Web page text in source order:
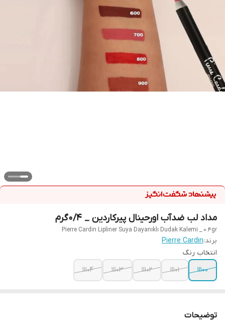
مداد لب ضدآب اورحینال پیرکاردین _ ۰/۴گرم
Pierre Cardin Lipliner Suya Dayanıklı Dudak Kalemi _ 0.4gr
برند:Pierre Cardin
انتخاب رنگ
11100
11101
11102
11103
11104
توضیحات